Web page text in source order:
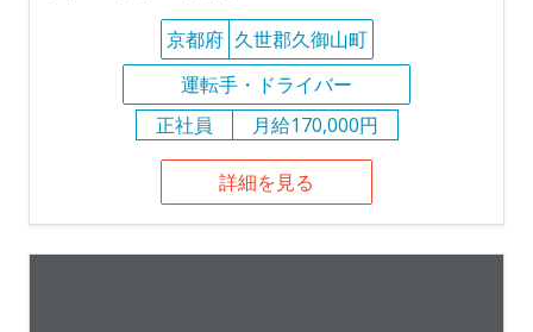
京都府 久世郡久御山町
運転手・ドライバー
正社員
月給170,000円
詳細を見る